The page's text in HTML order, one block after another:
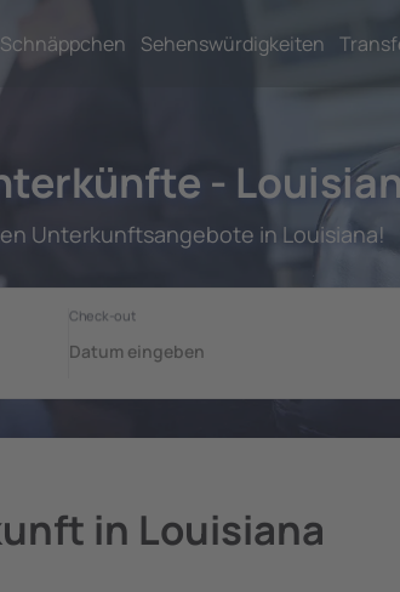
Schnäppchen Sehenswürdigkeiten
-
Unterkunftsangebote in Louisiana!
in Louisiana